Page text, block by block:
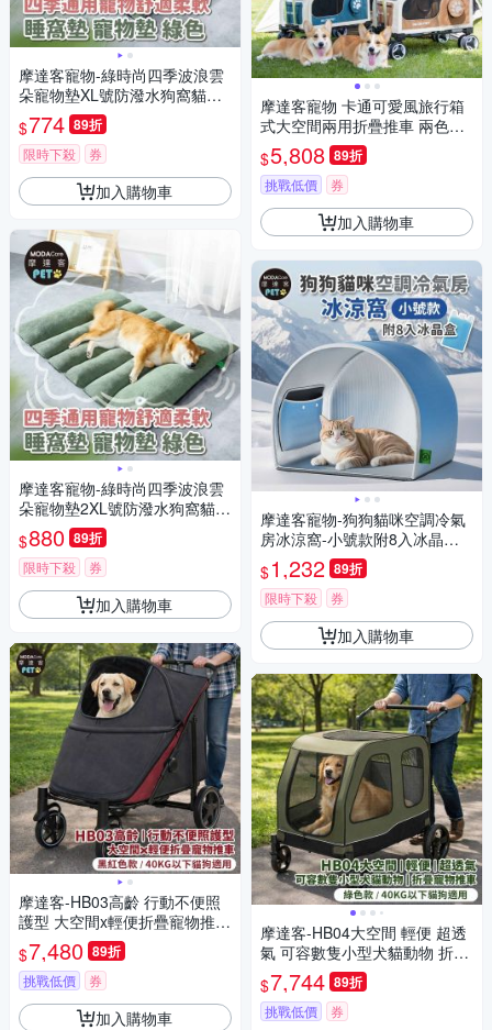
摩達客寵物-綠時尚四季波浪雲
朵寵物墊XL號防潑水狗窩貓窩
好睡墊
$774 89折
限時下殺 券
加入購物車
摩達客寵物-綠時尚四季波浪雲
朵寵物墊2XL號防潑水狗窩貓窩
好睡墊
$880 89折
限時下殺 券
加入購物車
摩達客-HB03高齡 行動不便照
護型 大空間x輕便折疊寵物推車
黑紅色款/40KG以下貓狗適用
$7,480 89折
挑戰低價 券
加入購物車
摩達客寵物 卡通可愛風旅行箱
式大空間兩用折疊推車 兩色可
選 狗窩貓窩外出露營
$5,808 89折
挑戰低價 券
加入購物車
摩達客寵物-狗狗貓咪空調冷氣
房冰涼窩-小號款附8入冰晶盒-
狗窩貓窩毛孩冰屋
$1,232 89折
限時下殺 券
加入購物車
摩達客-HB04大空間 輕便 超透
氣 可容數隻小型犬貓動物 折疊
寵物推車/綠色款/40KG以下貓
狗適用
$7,744 89折
挑戰低價 券